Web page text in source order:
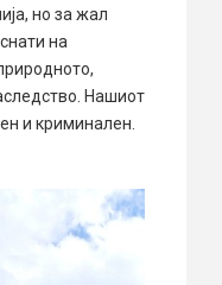
но за жал
на
Нашиот
и криминален.